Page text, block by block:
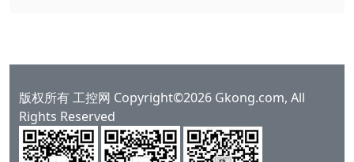
版权所有 工控网 Copyright©2026 Gkong.com, All
Rights Reserved